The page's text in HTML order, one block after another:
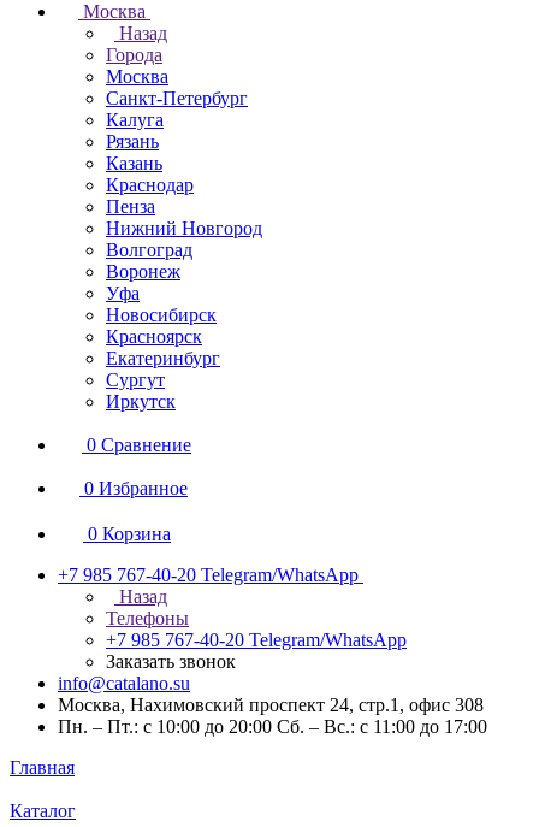
Москва
Назад
Города
Москва
Санкт-Петербург
Калуга
Рязань
Казань
Краснодар
Пенза
Нижний Новгород
Волгоград
Воронеж
Уфа
Новосибирск
Красноярск
Екатеринбург
Сургут
Иркутск
0 Сравнение
0 Избранное
0 Корзина
+7 985 767-40-20 Telegram/WhatsApp
Назад
Телефоны
+7 985 767-40-20 Telegram/WhatsApp
Заказать звонок
info@catalano.su
Москва, Нахимовский проспект 24, стр.1, офис 308
Пн. – Пт.: с 10:00 до 20:00 Сб. – Вс.: с 11:00 до 17:00
Главная
Каталог